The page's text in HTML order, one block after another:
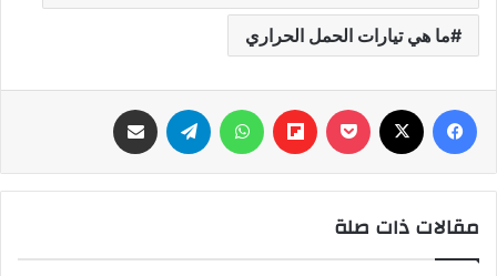
ما هي تيارات الحمل الحراري
فيسبوك ‫Pocket
Flipboard واتساب تيلقرام
مقالات ذات صلة